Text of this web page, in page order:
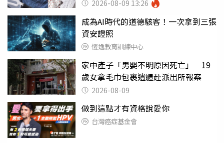
2026-08-09 13:26
成為AI時代的道德駭客！一次拿到三張
資安證照
恆逸教育訓練中心
家中產子「男嬰不明原因死亡」 19
歲女拿毛巾包裹遺體赴派出所報案
2026-08-09
做到這點才有資格說愛你
台灣癌症基金會